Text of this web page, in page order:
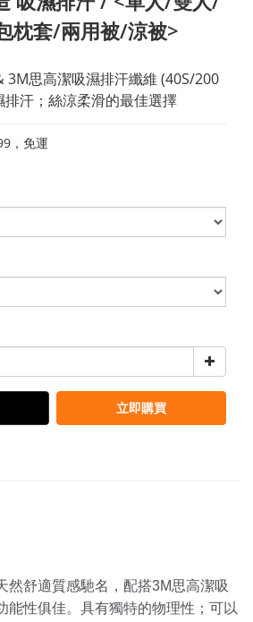
枕套/兩用被/涼被>
3M思高潔吸濕排汗纖維 (40S/200
汗；絲涼柔滑的最佳選擇
，免運
立即購買
舒適質感馳名，配搭3M思高潔吸
能性俱佳。具有獨特的物理性；可以